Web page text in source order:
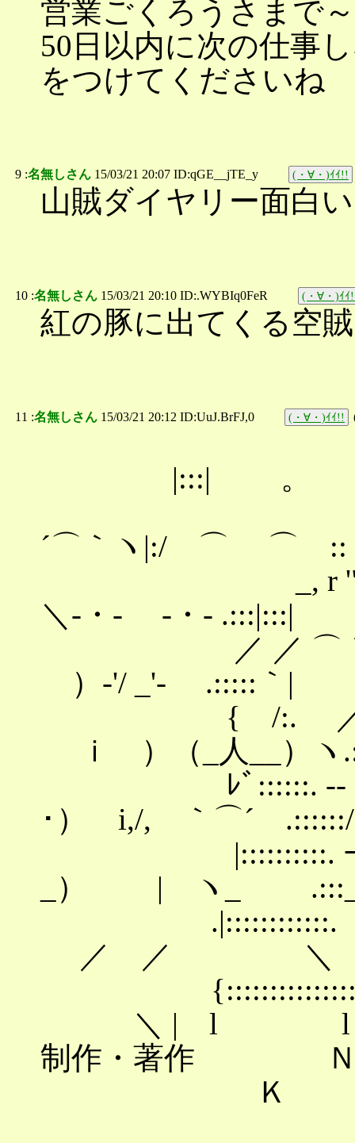
営業ごくろうさまで
50日以内に次の仕事
をつけてくださいね
9 :名無しさん 15/03/21 20:07 ID:qGE__jTE_y (・∀・)ｲｲ!!
山賊ダイヤリー面白
10 :名無しさん 15/03/21 20:10 ID:.WYBIq0FeR (・∀・)ｲｲ
紅の豚に出てくる空
11 :名無しさん 15/03/21 20:12 ID:UuJ.BrFJ,0 (・∀・)ｲｲ!!
|:::| 。
´⌒｀ヽ|:/ ⌒ ⌒ ::
_, r '"
＼-・‐ -・‐ .:::|:::|
／ ／ ⌒｀´⌒
）-'/ _'- .:::::｀|
{ /:. ／
ｉ ）（_人__）ヽ
ﾚﾞ::::::. -‐・'
･） i,/, ｀⌒´ .::::::/
|::::::::::. ｰ'
_） | ヽ_
.|::::::::::::. （
／ ／ ＼
＼ | l
制作・
Ｋ